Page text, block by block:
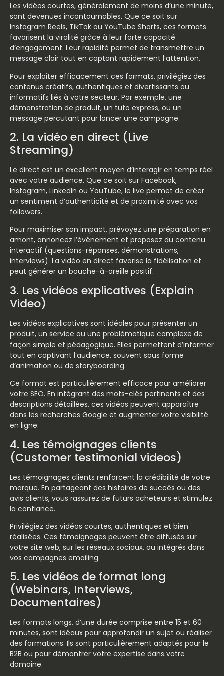
Les vidéos courtes, généralement de moins d’une minute,
sont devenues incontournables. Que ce soit sur
Instagram Reels, TikTok ou YouTube Shorts, ces formats
favorisent la viralité grâce à leur forte capacité
d’engagement. Leur rapidité permet de transmettre un
message clair tout en captant rapidement l’attention.
Pour exploiter efficacement ces formats, privilégiez des
contenus créatifs, authentiques et divertissants ou
informatifs liés à votre secteur. Par exemple, une
démonstration de produit, un tuto express, ou un
message percutant pour lancer une campagne.
2. La vidéo en direct (Live
Streaming)
Le direct est un excellent moyen d’interagir en temps réel
avec votre audience. Que ce soit sur Facebook,
Instagram, LinkedIn ou YouTube, le live permet de créer
un sentiment d’authenticité et de proximité avec vos
followers.
Pour maximiser son impact, prévoyez une préparation en
amont, annoncez l’événement et proposez du contenu
interactif (questions-réponses, démonstrations,
interviews). La vidéo en direct favorise la fidélisation et
peut générer un bouche-à-oreille positif.
3. Les vidéos explicatives (Explain
Video)
Les vidéos explicatives sont idéales pour présenter un
produit, un service ou une problématique complexe de
façon simple et pédagogique. Elles permettent d’informer
tout en captivant l’audience, souvent sous forme
d’animation ou de storyboarding.
Ce format est particulièrement efficace pour améliorer
votre SEO. En intégrant des mots-clés pertinents et des
descriptions détaillées, ces vidéos peuvent apparaître
dans les recherches Google et augmenter votre visibilité
en ligne.
4. Les témoignages clients
(Customer testimonial videos)
Les témoignages clients renforcent la crédibilité de votre
marque. En partageant des histoires de succès ou des
avis clients, vous rassurez de futurs acheteurs et stimulez
la confiance.
Privilégiez des vidéos courtes, authentiques et bien
réalisées. Ces témoignages peuvent être diffusés sur
votre site web, sur les réseaux sociaux, ou intégrés dans
vos campagnes emailing.
5. Les vidéos de format long
(Webinars, Interviews,
Documentaires)
Les formats longs, d’une durée comprise entre 15 et 60
minutes, sont idéaux pour approfondir un sujet ou réaliser
des formations. Ils sont particulièrement adaptés pour le
B2B ou pour démontrer votre expertise dans votre
domaine.